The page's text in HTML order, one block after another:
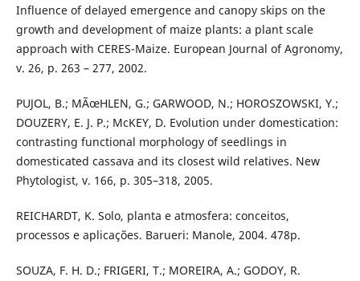
Influence of delayed emergence and canopy skips on the
growth and development of maize plants: a plant scale
approach with CERES-Maize. European Journal of Agronomy,
v. 26, p. 263 – 277, 2002.
PUJOL, B.; MÃœHLEN, G.; GARWOOD, N.; HOROSZOWSKI, Y.;
DOUZERY, E. J. P.; McKEY, D. Evolution under domestication:
contrasting functional morphology of seedlings in
domesticated cassava and its closest wild relatives. New
Phytologist, v. 166, p. 305–318, 2005.
REICHARDT, K. Solo, planta e atmosfera: conceitos,
processos e aplicações. Barueri: Manole, 2004. 478p.
SOUZA, F. H. D.; FRIGERI, T.; MOREIRA, A.; GODOY, R.